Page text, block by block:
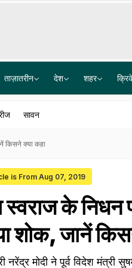
ताज़ातरीन देश शहर
सावन
किसने क्या कहा
is From Aug 07, 2019
स्वराज के
शोक, जानें
नरेंद्र मोदी ने पूर्व विदेश